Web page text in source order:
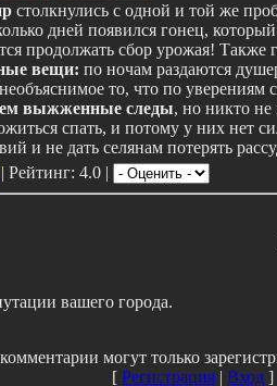
столкнулись с одной и той же
дней появился гонец,
продолжать сбор урожая! Также
вещи: по ночам раздаются
то, что по уверениям
выжженные следы, но никто не
спать, и потому у них нет
и не дать селянам потерять
| Рейтинг: 4.0 |
вашего города.
могут только
[ Регистрация | Вход ]